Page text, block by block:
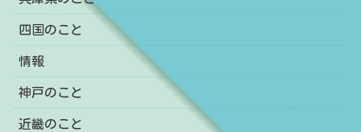
四国のこと
情報
神戸のこと
近畿のこと